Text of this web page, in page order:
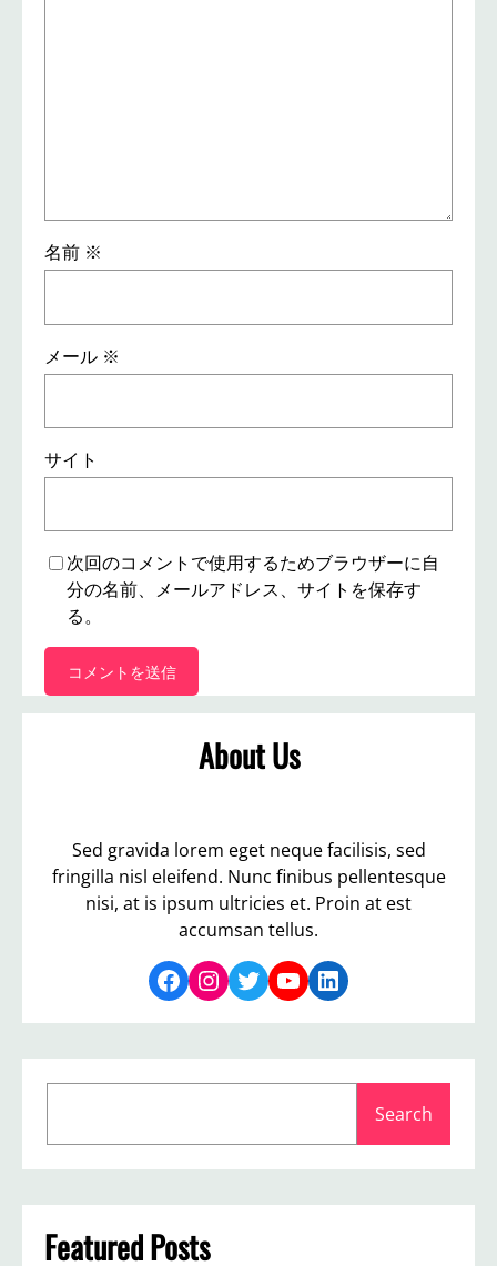
名前 ※
メール ※
サイト
次回のコメントで使用するためブラウザーに自
分の名前、メールアドレス、サイトを保存す
る。
About Us
Sed gravida lorem eget neque facilisis, sed
fringilla nisl eleifend. Nunc finibus pellentesque
nisi, at is ipsum ultricies et. Proin at est
accumsan tellus.
Facebook Instagram Twitter YouTube LinkedIn
a
r
c
h
Search
Featured Posts